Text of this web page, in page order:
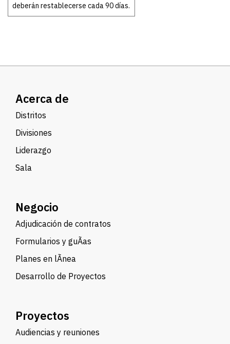
deberán restablecerse cada 90 días.
Acerca de
Distritos
Divisiones
Liderazgo
Sala
Negocio
Adjudicación de contratos
Formularios y guÃ­as
Planes en lÃ­nea
Desarrollo de Proyectos
Proyectos
Audiencias y reuniones